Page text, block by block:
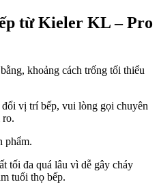
từ Kieler KL – Pro
khoảng cách trống tối thiểu
vị trí bếp, vui lòng gọi chuyên
ro.
phẩm.
tối đa quá lâu vì dễ gây cháy
tuổi thọ bếp.